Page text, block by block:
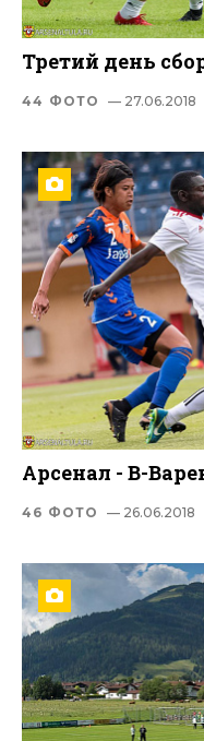
Третий день
44 ФОТО — 27.06.2018
Арсенал - В-
46 ФОТО — 26.06.2018